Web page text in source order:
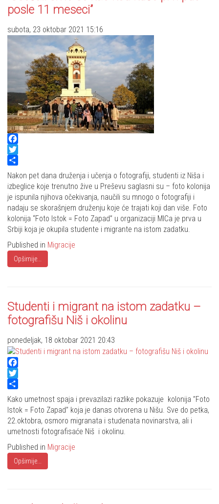
posle 11 meseci”
subota, 23 oktobar 2021 15:16
Facebook
Twitter
Share
Nakon pet dana druženja i učenja o fotografiji, studenti iz Niša i
izbeglice koje trenutno žive u Preševu saglasni su – foto kolonija
je ispunila njihova očekivanja, naučili su mnogo o fotografiji i
nadaju se skorašnjem druženju koje će trajati koji dan više. Foto
kolonija “Foto Istok = Foto Zapad” u organizaciji MICa je prva u
Srbiji koja je okupila studente i migrante na istom zadatku.
Published in Migracije
Opširnije...
Studenti i migrant na istom zadatku –
fotografišu Niš i okolinu
ponedeljak, 18 oktobar 2021 20:43
Facebook
Twitter
Share
Kako umetnost spaja i prevazilazi razlike pokazuje kolonija ’’Foto
Istok = Foto Zapad’’ koja je danas otvorena u Nišu. Sve do petka,
22.oktobra, osmoro migranata i studenata novinarstva, ali i
umetnosti fotografisaće Niš i okolinu.
Published in Migracije
Opširnije...